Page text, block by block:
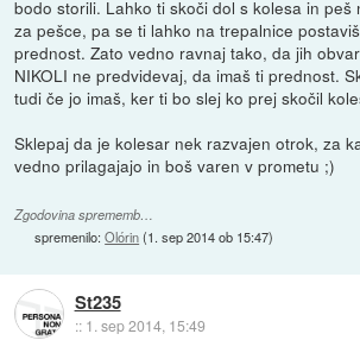
bodo storili. Lahko ti skoči dol s kolesa in
za pešce, pa se ti lahko na trepalnice
prednost. Zato vedno ravnaj tako, da jih
NIKOLI ne predvidevaj, da imaš ti prednost.
tudi če jo imaš, ker ti bo slej ko prej skočil
Sklepaj da je kolesar nek razvajen otrok, za
vedno prilagajajo in boš varen v prometu ;)
Zgodovina sprememb…
spremenilo:Olórin(1. sep 2014 ob 15:47)
St235
:: 1. sep 2014, 15:49